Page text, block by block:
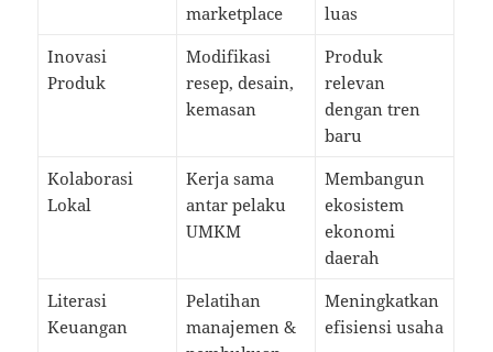
marketplace
luas
Inovasi
Produk
Modifikasi
resep, desain,
kemasan
Produk
relevan
dengan tren
baru
Kolaborasi
Lokal
Kerja sama
antar pelaku
UMKM
Membangun
ekosistem
ekonomi
daerah
Literasi
Keuangan
Pelatihan
manajemen &
Meningkatkan
efisiensi usaha